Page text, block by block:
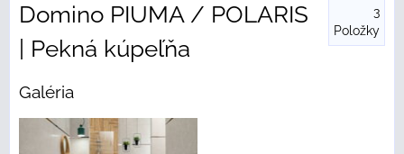
Domino PIUMA / POLARIS
| Pekná kúpeľňa
3
Položky
Galéria